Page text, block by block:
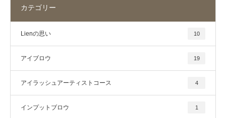
カテゴリー
Lienの思い 10
アイブロウ 19
アイラッシュアーティストコース 4
インプットブロウ 1